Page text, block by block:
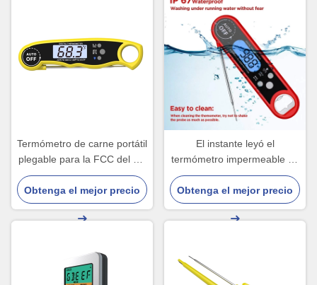
Termómetro de carne portátil
plegable para la FCC del CE
de Digitaces del caramelo
Obtenga el mejor precio
El instante leyó el
termómetro impermeable de
la punta de prueba
abrebotellas giratorio de 360
grados
Obtenga el mejor precio